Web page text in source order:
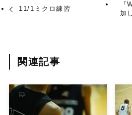
11/1ミクロ練習
『
加
関連記事